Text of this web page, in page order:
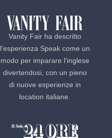
Vanity Fair ha descritto
l'esperienza Speak come un
modo per imparare l'inglese
divertendosi, con un pieno
di nuove esperienze in
location italiane.